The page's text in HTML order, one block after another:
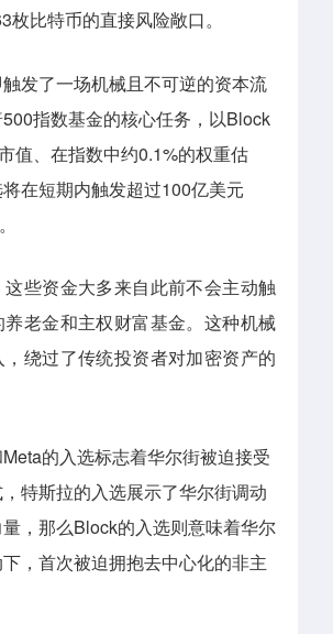
枚比特币的直接风险敞口。
发了一场机械且不可逆的资本流
500指数基金的核心任务，以Block
值、在指数中约0.1%的权重估
在短期内触发超过100亿美元
。
些资金大多来自此前不会主动触
老金和主权财富基金。这种机械
绕过了传统投资者对加密资产的
Meta的入选标志着华尔街被迫接受
特斯拉的入选展示了华尔街调动
，那么Block的入选则意味着华尔
，首次被迫拥抱去中心化的非主